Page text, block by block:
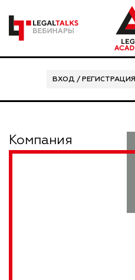
ВХОД / РЕГИСТРАЦИЯ
Компания